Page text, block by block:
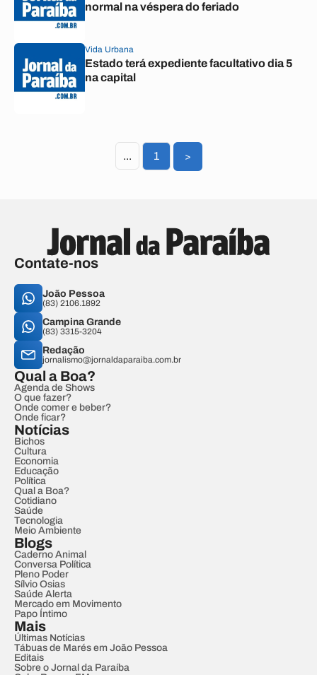
normal na véspera do feriado
Vida Urbana
Estado terá expediente facultativo dia 5
na capital
... 1 >
Contate-nos
João Pessoa
(83) 2106.1892
Campina Grande
(83) 3315-3204
Redação
jornalismo@jornaldaparaiba.com.br
Qual a Boa?
Agenda de Shows
O que fazer?
Onde comer e beber?
Onde ficar?
Notícias
Bichos
Cultura
Economia
Educação
Política
Qual a Boa?
Cotidiano
Saúde
Tecnologia
Meio Ambiente
Blogs
Caderno Animal
Conversa Política
Pleno Poder
Sílvio Osias
Saúde Alerta
Mercado em Movimento
Papo Íntimo
Mais
Últimas Notícias
Tábuas de Marés em João Pessoa
Editais
Sobre o Jornal da Paraíba